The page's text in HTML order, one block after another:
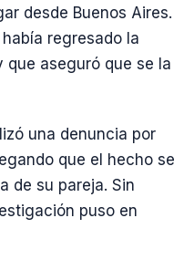
desde Buenos Aires.
regresado la
que aseguró que se la
una denuncia por
que el hecho se
de su pareja. Sin
puso en